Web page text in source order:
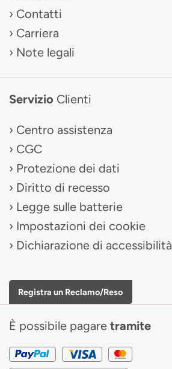
Contatti
Carriera
Note legali
Servizio Clienti
Centro assistenza
CGC
Protezione dei dati
Diritto di recesso
Legge sulle batterie
Impostazioni dei cookie
Dichiarazione di accessibilità
Registra un Reclamo/Reso
È possibile pagare tramite